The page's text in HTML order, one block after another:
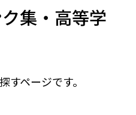
集・高等学
すページです。